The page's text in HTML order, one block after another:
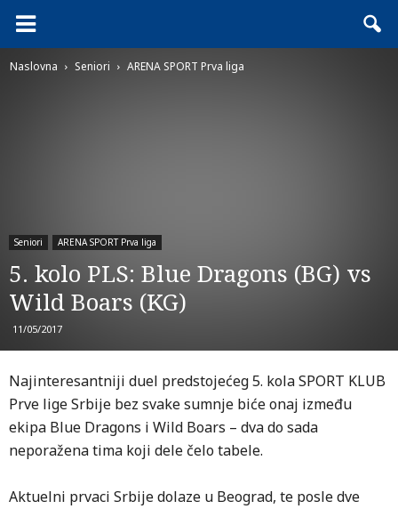
Naslovna Seniori ARENA SPORT Prva liga
Seniori ARENA SPORT Prva liga
5. kolo PLS: Blue Dragons (BG) vs
Wild Boars (KG)
11/05/2017
Najinteresantniji duel predstojećeg 5. kola SPORT KLUB
Prve lige Srbije bez svake sumnje biće onaj između
ekipa Blue Dragons i Wild Boars – dva do sada
neporažena tima koji dele čelo tabele.
Aktuelni prvaci Srbije dolaze u Beograd, te posle dve